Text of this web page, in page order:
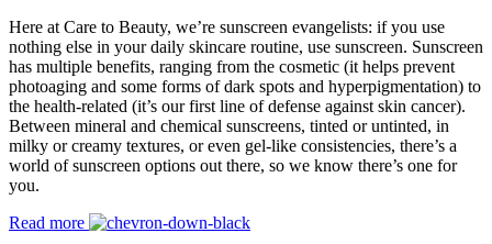
Here at Care to Beauty, we’re sunscreen evangelists: if you use
nothing else in your daily skincare routine, use sunscreen. Sunscreen
has multiple benefits, ranging from the cosmetic (it helps prevent
photoaging and some forms of dark spots and hyperpigmentation) to
the health-related (it’s our first line of defense against skin cancer).
Between mineral and chemical sunscreens, tinted or untinted, in
milky or creamy textures, or even gel-like consistencies, there’s a
world of sunscreen options out there, so we know there’s one for
you.
Read more